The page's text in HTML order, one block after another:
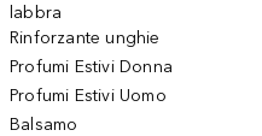
labbra
Rinforzante unghie
Profumi Estivi Donna
Profumi Estivi Uomo
Balsamo